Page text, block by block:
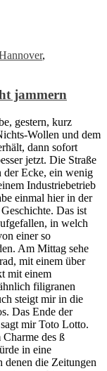
,
jammern
gestern, kurz
Wollen und dem
dann sofort
jetzt. Die Straße
der Ecke, ein wenig
Industriebetrieb
einmal hier in der
Das ist
in welch
einer so
Am Mittag sehe
mit einem über
mit einem
filigranen
steigt mir in die
Das Ende der
mir Toto Lotto.
des ß
in eine
denen die Zeitungen